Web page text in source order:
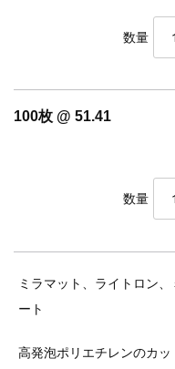
数量
100枚 @ 51.41
数量
ミラマット、ライトロン
ート
高発泡ポリエチレンのカッ